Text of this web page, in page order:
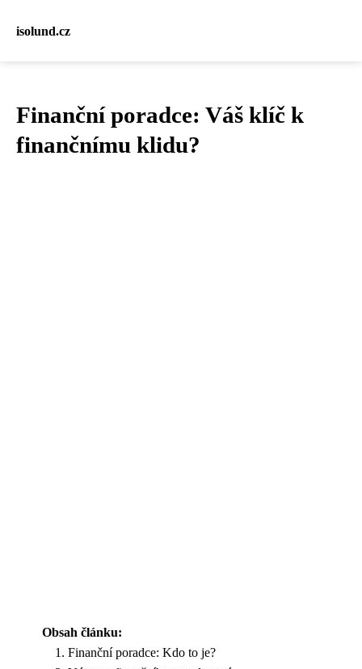
isolund.cz
Finanční poradce: Váš klíč k
finančnímu klidu?
Obsah článku:
Finanční poradce: Kdo to je?